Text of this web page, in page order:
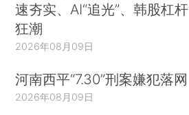
速夯实、AI“追光”、韩股杠杆
狂潮
2026年08月09日
河南西平“7.30”刑案嫌犯落网
2026年08月09日